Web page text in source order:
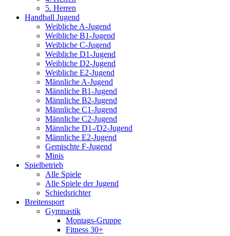
5. Herren
Handball Jugend
Weibliche A-Jugend
Weibliche B1-Jugend
Weibliche C-Jugend
Weibliche D1-Jugend
Weibliche D2-Jugend
Weibliche E2-Jugend
Männliche A-Jugend
Männliche B1-Jugend
Männliche B2-Jugend
Männliche C1-Jugend
Männliche C2-Jugend
Männliche D1-/D2-Jugend
Männliche E2-Jugend
Gemischte F-Jugend
Minis
Spielbetrieb
Alle Spiele
Alle Spiele der Jugend
Schiedsrichter
Breitensport
Gymnastik
Montags-Gruppe
Fitness 30+